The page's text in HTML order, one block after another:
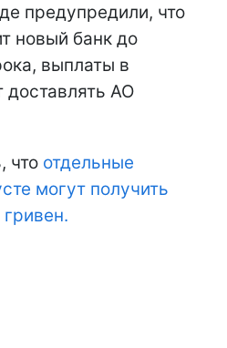
предупредили, что
новый банк до
выплаты в
АО
что отдельные
могут получить